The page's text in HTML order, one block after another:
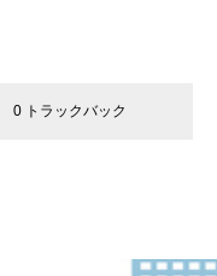
0 トラックバック